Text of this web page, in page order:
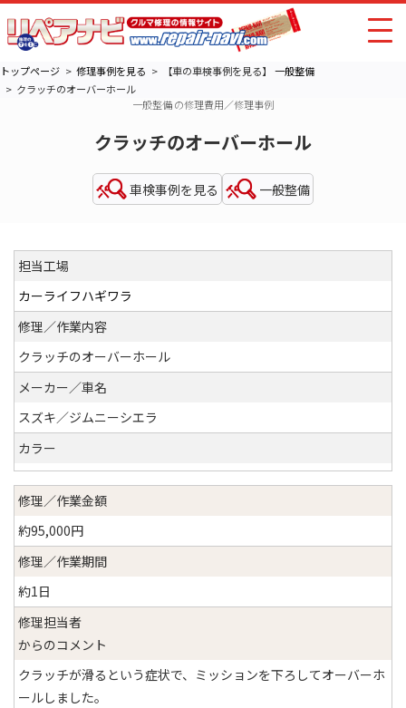
トップページ 修理事例を見る 【車の車検事例を見る】一般整備
クラッチのオーバーホール
一般整備 の修理費用／修理事例
クラッチのオーバーホール
車検事例を見る 一般整備
担当工場
カーライフハギワラ
修理／作業内容
クラッチのオーバーホール
メーカー／車名
スズキ／ジムニーシエラ
カラー
修理／作業金額
約95,000円
修理／作業期間
約1日
修理担当者
からのコメント
クラッチが滑るという症状で、ミッションを下ろしてオーバーホ
ールしました。